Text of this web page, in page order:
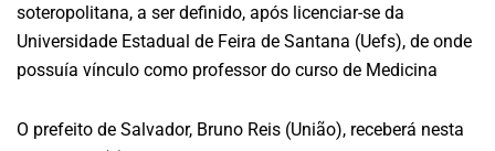
soteropolitana, a ser definido, após licenciar-se da
Universidade Estadual de Feira de Santana (Uefs), de onde
possuía vínculo como professor do curso de Medicina
O prefeito de Salvador, Bruno Reis (União), receberá nesta